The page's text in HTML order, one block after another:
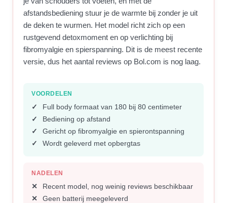
afstandsbediening stuur je de warmte bij zonder je uit
de deken te wurmen. Het model richt zich op een
rustgevend detoxmoment en op verlichting bij
fibromyalgie en spierspanning. Dit is de meest recente
versie, dus het aantal reviews op Bol.com is nog laag.
VOORDELEN
Full body formaat van 180 bij 80 centimeter
Bediening op afstand
Gericht op fibromyalgie en spierontspanning
Wordt geleverd met opbergtas
NADELEN
Recent model, nog weinig reviews beschikbaar
Geen batterij meegeleverd